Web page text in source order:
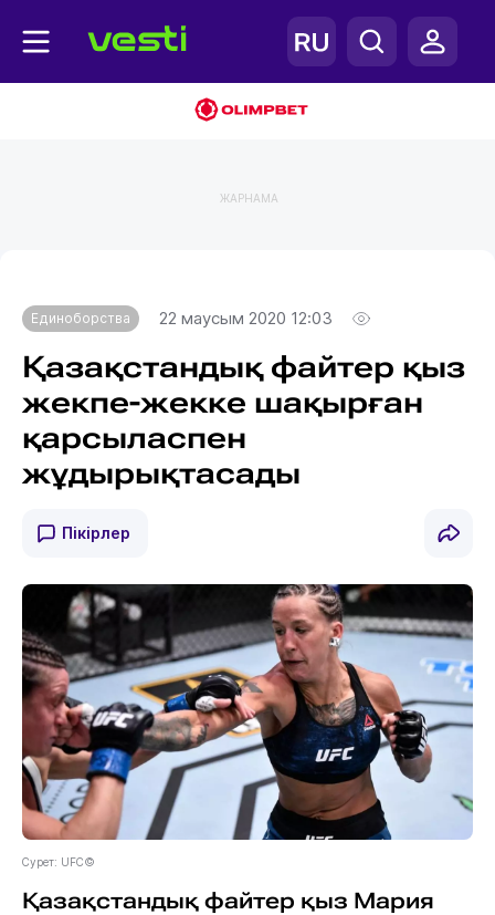
ЖАРНАМА
Единоборства 22 маусым 2020 12:03
Қазақстандық файтер қыз
жекпе-жекке шақырған
қарсыласпен
жұдырықтасады
Пікірлер
Сурет: UFC©️
Қазақстандық файтер қыз Мария